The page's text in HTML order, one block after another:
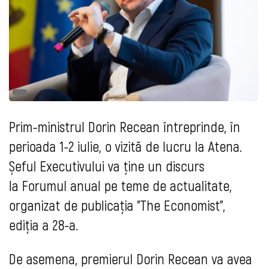
Prim-ministrul Dorin Recean întreprinde, în
perioada 1-2 iulie, o vizită de lucru la Atena.
Șeful Executivului va ține un discurs
la Forumul anual pe teme de actualitate,
organizat de publicația "The Economist",
ediția a 28-a.
De asemena, premierul Dorin Recean va avea